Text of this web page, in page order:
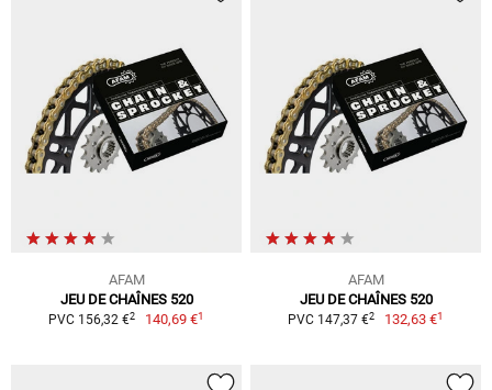
AFAM
JEU DE CHAÎNES 520
PVC 156,32 €2 140,69 €1
AFAM
JEU DE CHAÎNES 520
PVC 147,37 €2 132,63 €1